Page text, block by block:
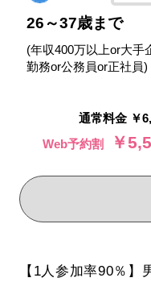
26～37歳まで
(年収400万以上or大手
勤務or公務員or正社員)
通常料金 ￥
Web予約割
￥
【1人参加率90％